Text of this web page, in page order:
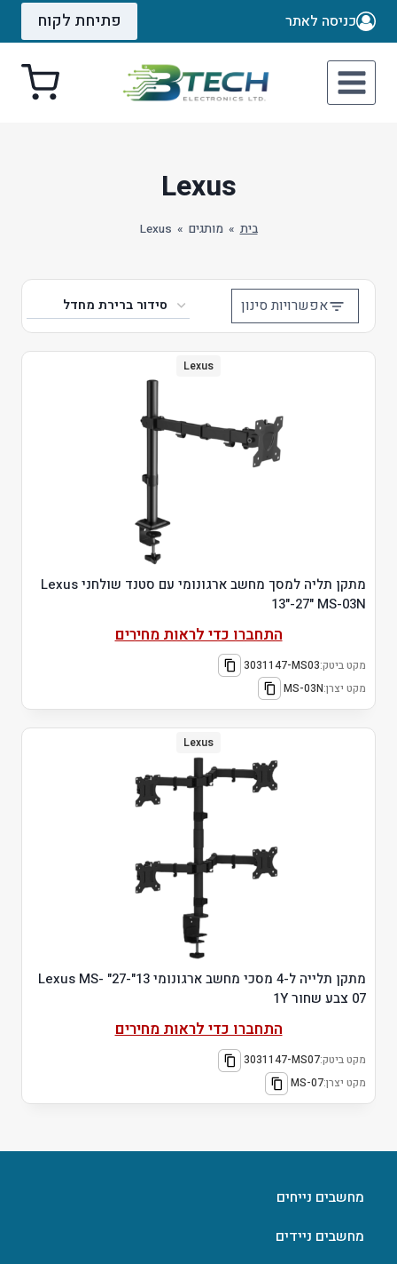
Skip
כניסה לאתר פתיחת לקוח
Lexus
בית » מותגים »
Lexus
אפשרויות סינון
Lexus
מתקן תליה למסך מחשב ארגונומי עם סטנד שולחני Lexus
13"-27" MS-03N
התחברו כדי לראות מחירים
מקט ביטק:3031147-MS03
מקט יצרן:MS-03N
Lexus
מתקן תלייה ל-4 מסכי מחשב ארגונומי 13"-27" Lexus MS-
07 צבע שחור 1Y
התחברו כדי לראות מחירים
מקט ביטק:3031147-MS07
מקט יצרן:MS-07
מחשבים נייחים
מחשבים ניידים